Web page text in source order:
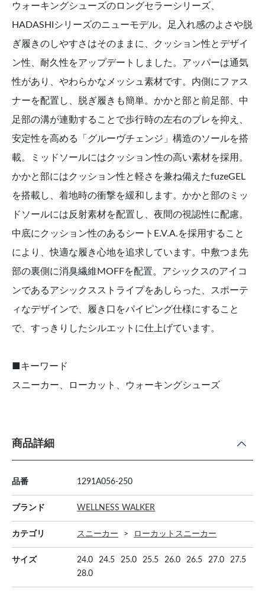
ウォーキングシューズのロングセラーシリーズ、
HADASHIシリーズのニューモデル。足入れ感のよさや脱
ぎ履きのしやすさはそのままに、クッション性とデザイ
ン性、耐久性をアップデートしました。アッパーは通気
性があり、やわらかなメッシュ素材です。内側にファス
ナーを配置し、脱ぎ履きも簡単。かかと部と前足部、中
足部の溝が連動することで歩行時の左右のブレを抑え、
安定性を高める「グルーヴチェンジ」構造のソールを搭
載。ミッドソールにはクッション性の高い素材を採用。
かかと部にはクッション性と軽さを兼ね備えたfuzeGEL
を搭載し、着地時の衝撃を緩和します。かかと部のミッ
ドソールには反射素材を配置し、夜間の視認性に配慮。
中底にクッション性のあるシートE.V.A.を採用すること
により、快適な履き心地を追求しています。中敷つま先
部の裏側に消臭繊維MOFFを配置。アシックスのアイコ
ンであるアシックスストライプをあしらった、スポーテ
ィなデザインで、履き口をパイピング仕様にすること
で、すっきりしたシルエットに仕上げています。
■キーワード
スニーカー、ローカット、ウォーキングシューズ
商品詳細
品番 1291A056-250
ブランド WELLNESS WALKER
カテゴリ スニーカー ローカットスニーカー
サイズ 24.0 24.5 25.0 25.5 26.0 26.5 27.0
27.5
28.0